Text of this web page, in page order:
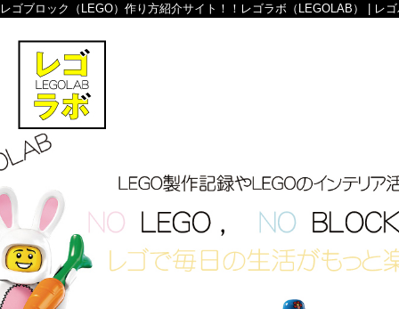
レゴブロック（LEGO）作り方紹介サイト！！レゴラボ（LEGOLAB） | レ